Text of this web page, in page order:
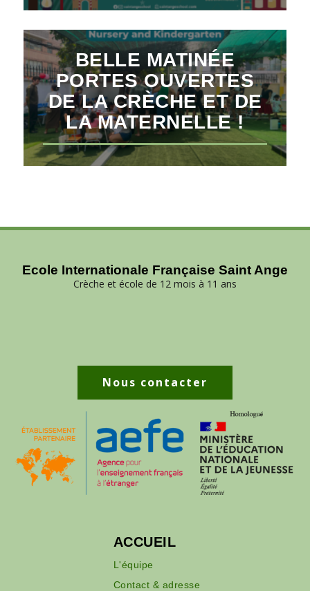
BELLE MATINÉE
PORTES OUVERTES
DE LA CRÈCHE ET DE
LA MATERNELLE !
Ecole Internationale Française Saint Ange
Crèche et école de 12 mois à 11 ans
Nous contacter
ACCUEIL
L'équipe
Contact & adresse